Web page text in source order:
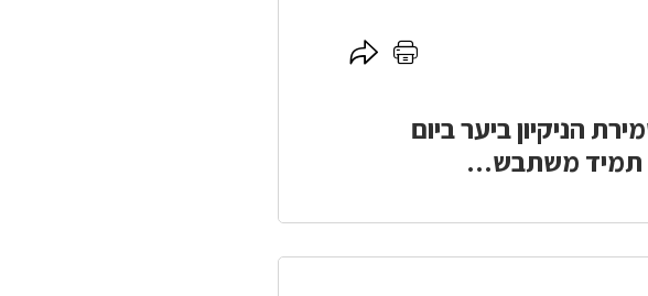
לחץ
לחץ
הניקיון ביער ביום
תמיד משתבש...